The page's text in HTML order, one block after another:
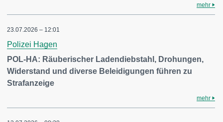
mehr
23.07.2026 – 12:01
Polizei Hagen
POL-HA: Räuberischer Ladendiebstahl, Drohungen,
Widerstand und diverse Beleidigungen führen zu
Strafanzeige
mehr